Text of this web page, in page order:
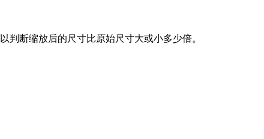
判断缩放后的尺寸比原始尺寸大或小多少倍。